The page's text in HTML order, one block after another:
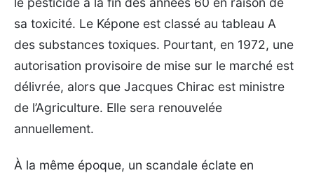
sa toxicité. Le Képone est classé au tableau A
des substances toxiques. Pourtant, en 1972, une
autorisation provisoire de mise sur le marché est
délivrée, alors que Jacques Chirac est ministre
de l’Agriculture. Elle sera renouvelée
annuellement.
À la même époque, un scandale éclate en